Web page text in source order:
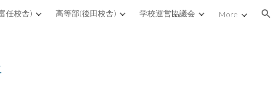
Skip to navigation
任校舎) 高等部(後田校舎) 学校運営協議会 More